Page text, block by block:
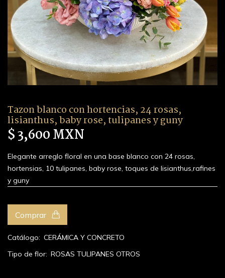
Tazon blanco con hortencias, 24 rosas,
lisianthus, baby rose, tulipanes y guny
$ 3,600 MXN
Elegante arreglo floral en una base blanco con 24 rosas,
hortensias, 10 tulipanes, baby rose, toques de lisianthus,rafines
y guny
Comprar
Catálogo: CERÁMICA Y CONCRETO
Tipo de flor: ROSAS TULIPANES OTROS